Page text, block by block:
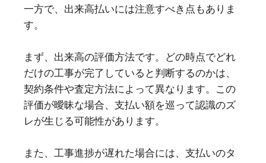
一方で、出来高払いには注意すべき点もありま
す。
まず、出来高の評価方法です。どの時点でどれ
だけの工事が完了していると判断するのかは、
契約条件や査定方法によって異なります。この
評価が曖昧な場合、支払い額を巡って認識のズ
レが生じる可能性があります。
また、工事進捗が遅れた場合には、支払いのタ